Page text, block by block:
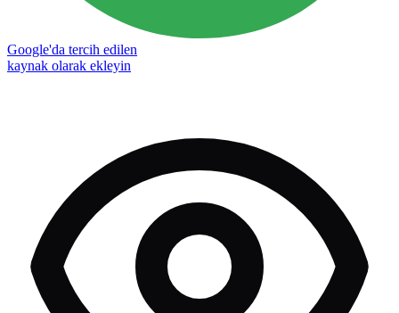
Google'da tercih edilen
kaynak olarak ekleyin